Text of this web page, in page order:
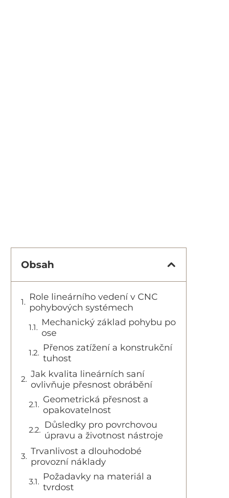
Obsah
Role lineárního vedení v CNC
pohybových systémech
Mechanický základ pohybu po
ose
Přenos zatížení a konstrukční
tuhost
Jak kvalita lineárních saní
ovlivňuje přesnost obrábění
Geometrická přesnost a
opakovatelnost
Důsledky pro povrchovou
úpravu a životnost nástroje
Trvanlivost a dlouhodobé
provozní náklady
Požadavky na materiál a
tvrdost